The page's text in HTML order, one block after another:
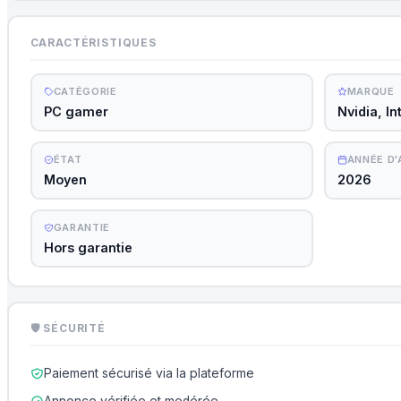
CARACTÉRISTIQUES
CATÉGORIE
PC gamer
MARQUE
Nvidia,
ÉTAT
Moyen
ANNÉE
2026
GARANTIE
Hors garantie
🛡 SÉCURITÉ
Paiement sécurisé via la plateforme